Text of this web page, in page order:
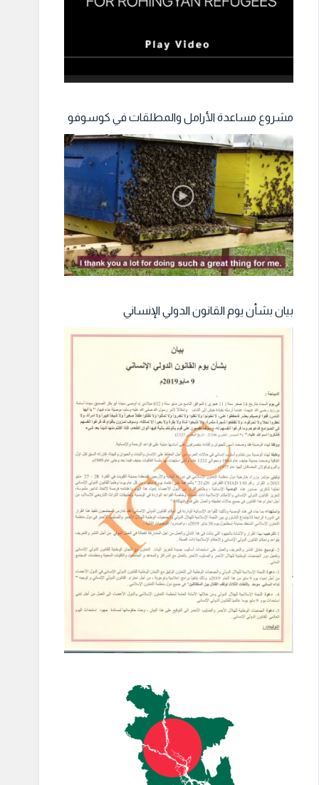
مشروع مساعدة الأرامل والمطلقات في كوسوفو
بيان بشأن يوم القانون الدولي الإنساني